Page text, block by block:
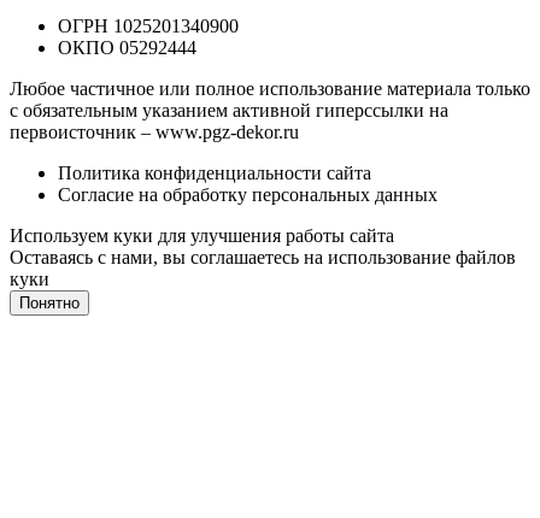
ОГРН 1025201340900
ОКПО 05292444
Любое частичное или полное использование материала только
с обязательным указанием активной гиперссылки на
первоисточник – www.pgz-dekor.ru
Политика конфиденциальности сайта
Согласие на обработку персональных данных
Используем куки для улучшения работы сайта
Оставаясь с нами, вы соглашаетесь на использование файлов
куки
Понятно